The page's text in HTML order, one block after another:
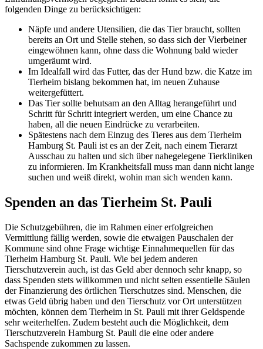
folgenden Dinge zu berücksichtigen:
Näpfe und andere Utensilien, die das Tier braucht, sollten
bereits an Ort und Stelle stehen, so dass sich der Vierbeiner
eingewöhnen kann, ohne dass die Wohnung bald wieder
umgeräumt wird.
Im Idealfall wird das Futter, das der Hund bzw. die Katze im
Tierheim bislang bekommen hat, im neuen Zuhause
weitergefüttert.
Das Tier sollte behutsam an den Alltag herangeführt und
Schritt für Schritt integriert werden, um eine Chance zu
haben, all die neuen Eindrücke zu verarbeiten.
Spätestens nach dem Einzug des Tieres aus dem Tierheim
Hamburg St. Pauli ist es an der Zeit, nach einem Tierarzt
Ausschau zu halten und sich über nahegelegene Tierkliniken
zu informieren. Im Krankheitsfall muss man dann nicht lange
suchen und weiß direkt, wohin man sich wenden kann.
Spenden an das Tierheim St. Pauli
Die Schutzgebühren, die im Rahmen einer erfolgreichen
Vermittlung fällig werden, sowie die etwaigen Pauschalen der
Kommune sind ohne Frage wichtige Einnahmequellen für das
Tierheim Hamburg St. Pauli. Wie bei jedem anderen
Tierschutzverein auch, ist das Geld aber dennoch sehr knapp, so
dass Spenden stets willkommen und nicht selten essentielle Säulen
der Finanzierung des örtlichen Tierschutzes sind. Menschen, die
etwas Geld übrig haben und den Tierschutz vor Ort unterstützen
möchten, können dem Tierheim in St. Pauli mit ihrer Geldspende
sehr weiterhelfen. Zudem besteht auch die Möglichkeit, dem
Tierschutzverein Hamburg St. Pauli die eine oder andere
Sachspende zukommen zu lassen.